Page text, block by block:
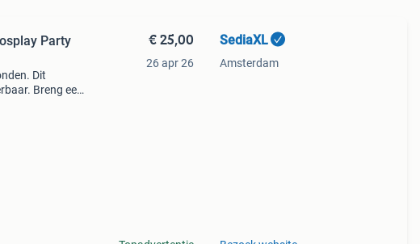
Party
Dit
Breng een
€ 25,00
26 apr 26
SediaXL
Amsterdam